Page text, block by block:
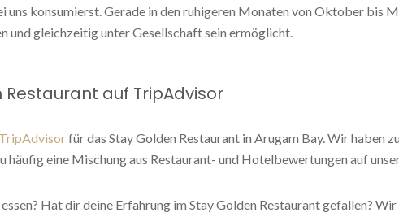
uns konsumierst. Gerade in den ruhigeren Monaten von Oktober bis
und gleichzeitig unter Gesellschaft sein ermöglicht.
Restaurant auf TripAdvisor
für das Stay Golden Restaurant in Arugam Bay. Wir haben
häufig eine Mischung aus Restaurant- und Hotelbewertungen auf
Hat dir deine Erfahrung im Stay Golden Restaurant gefallen?